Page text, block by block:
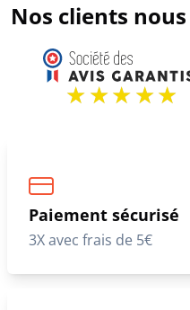
Nos clients
Paiement sécurisé
3X avec frais de 5€